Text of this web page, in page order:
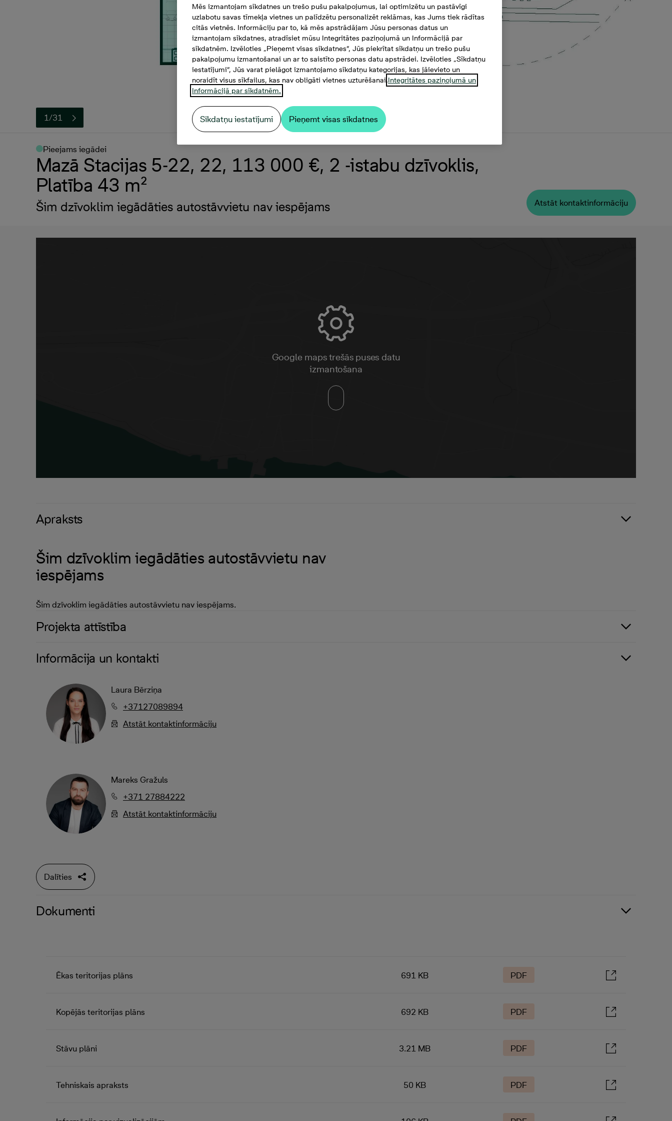
1/31
Pieejams iegādei
Mazā Stacijas 5-22, 22, 113 000 €, 2 -istabu dzīvoklis,
Platība 43 m²
Šim dzīvoklim iegādāties autostāvvietu nav iespējams Atstāt kontaktinformāciju
Google maps trešās puses datu
izmantošana
Apraksts
Šim dzīvoklim iegādāties autostāvvietu nav
iespējams
Šim dzīvoklim iegādāties autostāvvietu nav iespējams.
Projekta attīstība
Informācija un kontakti
Laura Bērziņa
+37127089894
Atstāt kontaktinformāciju
Mareks Gražuls
+371 27884222
Atstāt kontaktinformāciju
Dalīties
Dokumenti
Ēkas teritorijas plāns 691 KB PDF
Kopējās teritorijas plāns 692 KB PDF
Stāvu plāni 3.21 MB PDF
Tehniskais apraksts 50 KB PDF
Mēs izmantojam sīkdatnes un trešo pušu pakalpojumus, lai optimizētu un pastāvīgi
uzlabotu savas tīmekļa vietnes un palīdzētu personalizēt reklāmas, kas Jums tiek rādītas
citās vietnēs. Informāciju par to, kā mēs apstrādājam Jūsu personas datus un
izmantojam sīkdatnes, atradīsiet mūsu Integritātes paziņojumā un Informācijā par
sīkdatnēm. Izvēloties „Pieņemt visas sīkdatnes”, Jūs piekrītat sīkdatņu un trešo pušu
pakalpojumu izmantošanai un ar to saistīto personas datu apstrādei. Izvēloties „Sīkdatņu
iestatījumi”, Jūs varat pielāgot izmantojamo sīkdatņu kategorijas, kas jāievieto un
noraidīt visus sīkfailus, kas nav obligāti vietnes uzturēšanai.Integritātes paziņojumā un
Informācijā par sīkdatnēm.
Sīkdatņu iestatījumi Pieņemt visas sīkdatnes